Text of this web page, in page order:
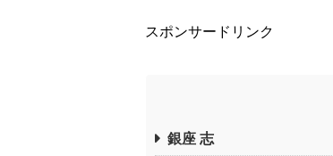
スポンサードリンク
銀座 志